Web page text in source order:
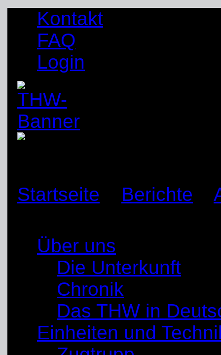
Kontakt
FAQ
Login
Startseite Berichte
Über uns
Die Unterkunft
Chronik
Das THW in
Einheiten und